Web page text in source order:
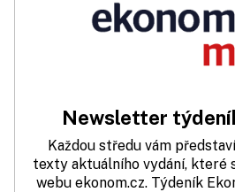
Newsletter
Každou středu vám
texty aktuálního vydání, které
webu ekonom.cz. Týdeník